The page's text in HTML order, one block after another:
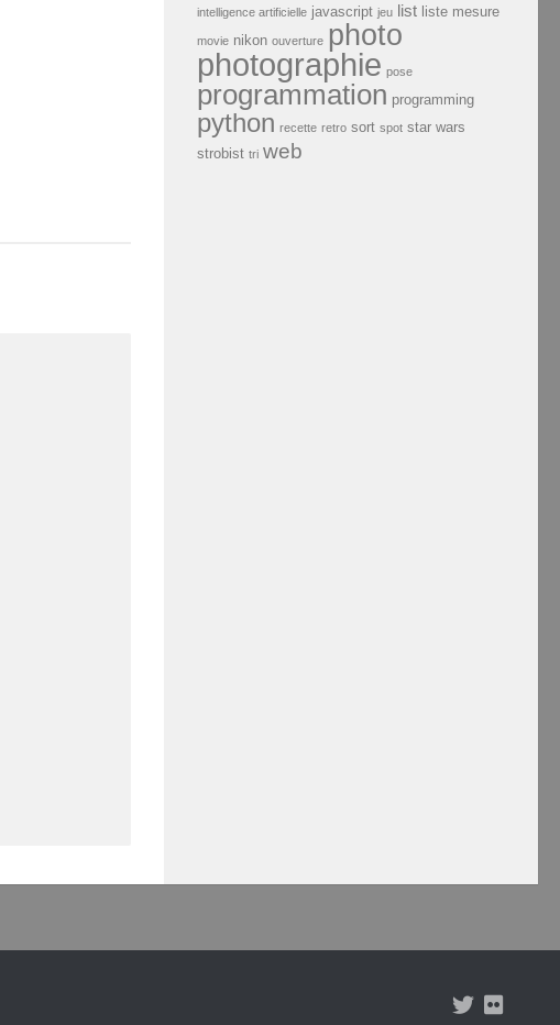
intelligence artificielle javascript jeu list liste mesure
movie nikon ouverture photo
photographie pose
programmation programming
python recette retro sort spot star wars
strobist tri web